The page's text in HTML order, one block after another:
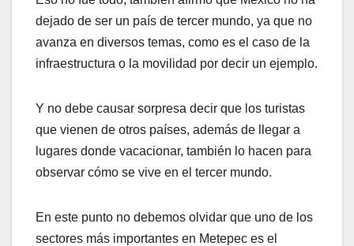
dejado de ser un país de tercer mundo, ya que no
avanza en diversos temas, como es el caso de la
infraestructura o la movilidad por decir un ejemplo.
Y no debe causar sorpresa decir que los turistas
que vienen de otros países, además de llegar a
lugares donde vacacionar, también lo hacen para
observar cómo se vive en el tercer mundo.
En este punto no debemos olvidar que uno de los
sectores más importantes en Metepec es el